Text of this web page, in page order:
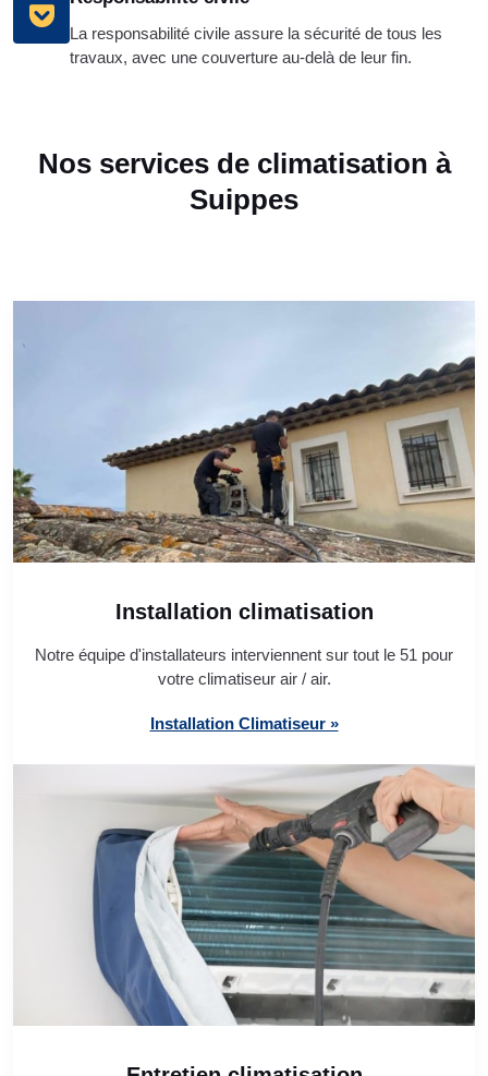
La responsabilité civile assure la sécurité de tous les
travaux, avec une couverture au-delà de leur fin.
Nos services de climatisation à
Suippes
Installation climatisation
Notre équipe d'installateurs interviennent sur tout le 51 pour
votre climatiseur air / air.
Installation Climatiseur »